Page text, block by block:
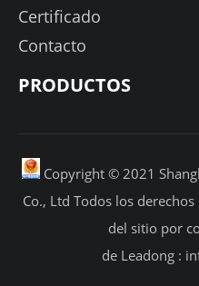
Certificado
Contacto
PRODUCTOS
Copyright © 2021
Co., Ltd Todos los
del sitio por
de Leadong :